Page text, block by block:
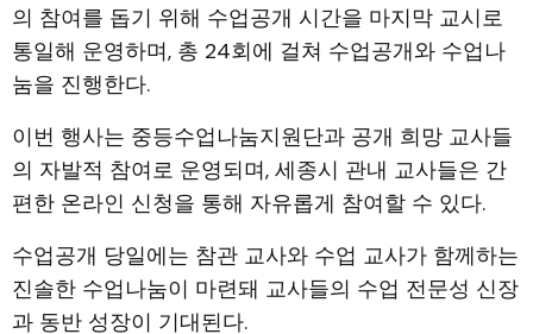
의 참여를 돕기 위해 수업공개 시간을 마지막 교시로
통일해 운영하며, 총 24회에 걸쳐 수업공개와 수업나
눔을 진행한다.
이번 행사는 중등수업나눔지원단과 공개 희망 교사들
의 자발적 참여로 운영되며, 세종시 관내 교사들은 간
편한 온라인 신청을 통해 자유롭게 참여할 수 있다.
수업공개 당일에는 참관 교사와 수업 교사가 함께하는
진솔한 수업나눔이 마련돼 교사들의 수업 전문성 신장
과 동반 성장이 기대된다.